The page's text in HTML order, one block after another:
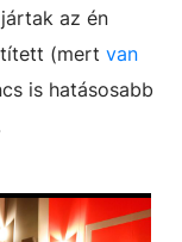
az én
(mert van
is hatásosabb